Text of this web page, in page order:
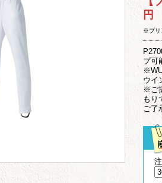
円
※プリ
プ可
ウイ
※ご
もり
ご了